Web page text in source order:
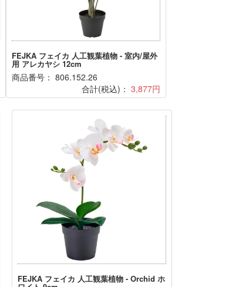
FEJKA フェイカ 人工観葉植物 - 室内/屋外
用 アレカヤシ 12cm
商品番号： 806.152.26
合計(税込)： 3,877円
FEJKA フェイカ 人工観葉植物 - Orchid ホ